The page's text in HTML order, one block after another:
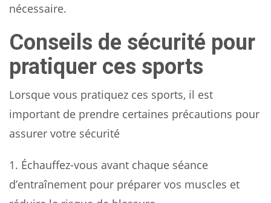
nécessaire.
Conseils de sécurité pour
pratiquer ces sports
Lorsque vous pratiquez ces sports, il est
important de prendre certaines précautions pour
assurer votre sécurité
1. Échauffez-vous avant chaque séance
d’entraînement pour préparer vos muscles et